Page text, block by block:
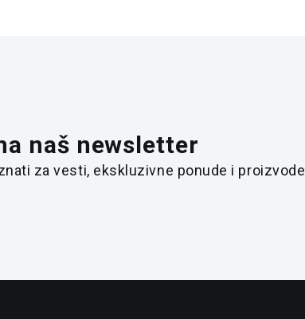
naš newsletter
za vesti, ekskluzivne ponude i proizvode